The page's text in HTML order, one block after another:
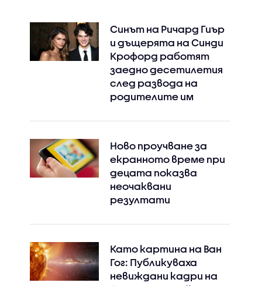
Синът на Ричард Гиър
и дъщерята на Синди
Крофорд работят
заедно десетилетия
след развода на
родителите им
Ново проучване за
екранното време при
децата показва
неочаквани
резултати
Като картина на Ван
Гог: Публикуваха
невиждани кадри на